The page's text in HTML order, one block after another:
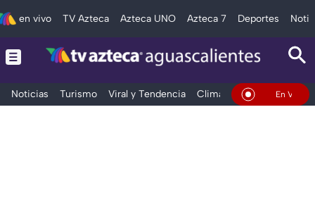
en vivo TV Azteca Azteca UNO Azteca 7 Deportes
Noticias Turismo Viral y Tendencia Clima Deportes En Vivo